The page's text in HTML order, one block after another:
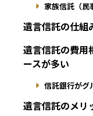
家族信託（民
遺言信託の仕組
遺言信託の費用
ースが多い
信託銀行がグ
遺言信託のメリ